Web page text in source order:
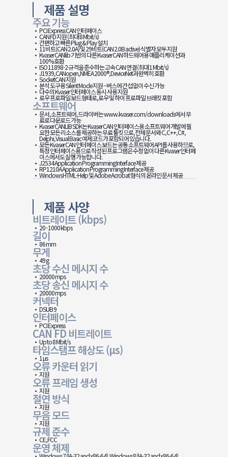
제품 설명
주요 기능
PCI Express CAN 인터페이스
CAN FD 지원 (최대 8 Mbit/s)
간편하고 빠른 Plug & Play 설치
11비트(CAN 2.0A) 및 29비트(CAN 2.0B active) 식별자 모두 지원
Kvaser CANlib 기반의 다른 Kvaser CAN 하드웨어용 애플리케이션과
100% 호환
ISO 11898-2 규격을 준수하는 고속 CAN 연결 (최대 1 Mbit/s)
J1939, CANopen, NMEA 2000®, DeviceNet과 완벽히 호환
SocketCAN 지원
분석 도구용 Silent Mode 지원 – 버스에 간섭 없이 수신 가능
다수의 Kvaser 인터페이스 동시 사용 지원
로우 프로파일 보드 형태로, 로우 및 하이 프로파일 브래킷 포함
소프트웨어
문서, 소프트웨어, 드라이버는 www.kvaser.com/downloads에서 무
료로 다운로드 가능
Kvaser CANLIB SDK는 Kvaser CAN 인터페이스용 소프트웨어 개발에 필
요한 모든 리소스를 제공하는 무료 툴킷으로, 전체 문서와 C, C++, C#,
Delphi, Visual Basic 예제 코드가 포함되어 있습니다.
모든 Kvaser CAN 인터페이스 보드는 공통 소프트웨어 API를 사용하므로,
특정 인터페이스용으로 작성된 프로그램은 수정 없이 다른 Kvaser 인터페
이스에서도 실행 가능합니다.
J2534 Application Programming Interface 제공
RP1210A Application Programming Interface 제공
Windows HTML-Help 및 Adobe Acrobat 형식의 온라인 문서 제공
제품 사양
비트레이트 (kbps)
20 - 1000 kbps
길이
86 mm
무게
49 g
초당 수신 메시지 수
20000 mps
초당 송신 메시지 수
20000 mps
커넥터
DSUB 9
인터페이스
PCI Express
CAN FD 비트레이트
Up to 8 Mbit/s
타임스탬프 해상도 (μs)
1 µs
오류 카운터 읽기
지원
오류 프레임 생성
지원
절연 방식
지원
무음 모드
지원
규제 준수
CE, FCC
운영 체제